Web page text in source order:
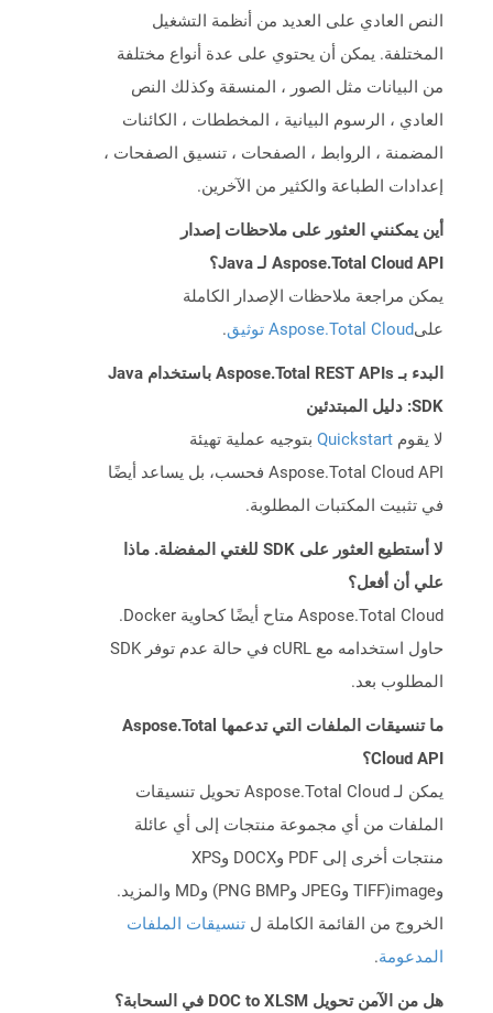
النص العادي على العديد من أنظمة التشغيل
المختلفة. يمكن أن يحتوي على عدة أنواع مختلفة
من البيانات مثل الصور ، المنسقة وكذلك النص
العادي ، الرسوم البيانية ، المخططات ، الكائنات
المضمنة ، الروابط ، الصفحات ، تنسيق الصفحات ،
إعدادات الطباعة والكثير من الآخرين.
أين يمكنني العثور على ملاحظات إصدار
Aspose.Total Cloud API لـ Java؟
يمكن مراجعة ملاحظات الإصدار الكاملة
علىAspose.Total Cloud توثيق .
البدء بـ Aspose.Total REST APIs باستخدام Java
SDK: دليل المبتدئين
لا يقوم Quickstart بتوجيه عملية تهيئة
Aspose.Total Cloud API فحسب، بل يساعد أيضًا
في تثبيت المكتبات المطلوبة.
لا أستطيع العثور على SDK للغتي المفضلة. ماذا
علي أن أفعل؟
Aspose.Total Cloud متاح أيضًا كحاوية Docker.
حاول استخدامه مع cURL في حالة عدم توفر SDK
المطلوب بعد.
ما تنسيقات الملفات التي تدعمها Aspose.Total
Cloud API؟
يمكن لـ Aspose.Total Cloud تحويل تنسيقات
الملفات من أي مجموعة منتجات إلى أي عائلة
منتجات أخرى إلى PDF وDOCX وXPS
وimage(TIFF وJPEG وPNG BMP) وMD والمزيد.
الخروج من القائمة الكاملة ل تنسيقات الملفات
المدعومة.
هل من الآمن تحويل DOC to XLSM في السحابة؟